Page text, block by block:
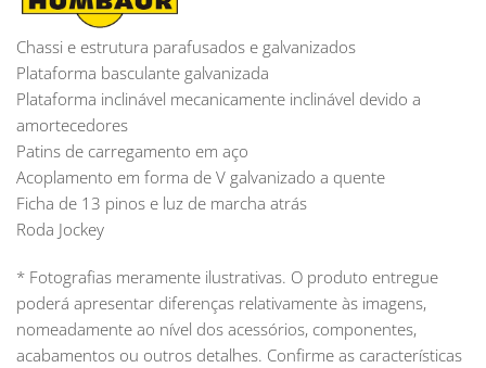
Chassi e estrutura parafusados e galvanizados
Plataforma basculante galvanizada
Plataforma inclinável mecanicamente inclinável devido a
amortecedores
Patins de carregamento em aço
Acoplamento em forma de V galvanizado a quente
Ficha de 13 pinos e luz de marcha atrás
Roda Jockey
* Fotografias meramente ilustrativas. O produto entregue
poderá apresentar diferenças relativamente às imagens,
nomeadamente ao nível dos acessórios, componentes,
acabamentos ou outros detalhes. Confirme as características